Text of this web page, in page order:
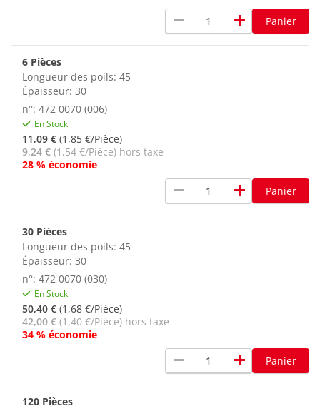
remove add Panier
6 Pièces
Longueur des poils: 45
Épaisseur: 30
n°: 472 0070 (006)
En Stock
11,09 € (1,85 €/Pièce)
9,24 € (1,54 €/Pièce) hors taxe
28 % économie
remove add Panier
30 Pièces
Longueur des poils: 45
Épaisseur: 30
n°: 472 0070 (030)
En Stock
50,40 € (1,68 €/Pièce)
42,00 € (1,40 €/Pièce) hors taxe
34 % économie
remove add Panier
120 Pièces